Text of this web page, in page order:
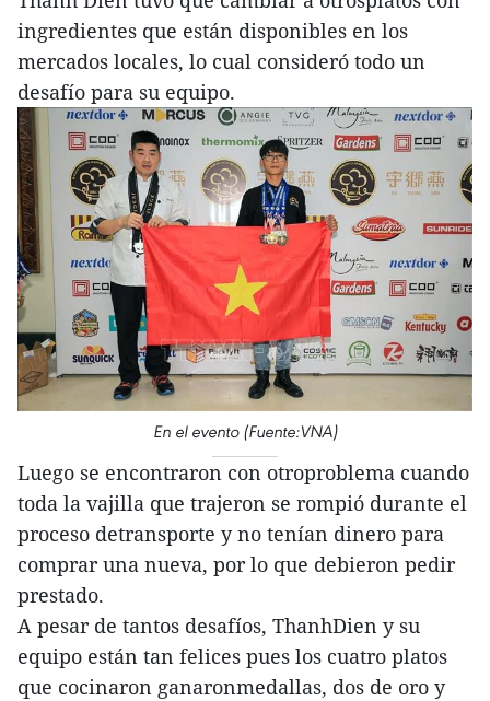
ingredientes que están disponibles en los
mercados locales, lo cual consideró todo un
desafío para su equipo.
En el evento (Fuente:VNA)
Luego se encontraron con otroproblema cuando
toda la vajilla que trajeron se rompió durante el
proceso detransporte y no tenían dinero para
comprar una nueva, por lo que debieron pedir
prestado.
A pesar de tantos desafíos, ThanhDien y su
equipo están tan felices pues los cuatro platos
que cocinaron ganaronmedallas, dos de oro y